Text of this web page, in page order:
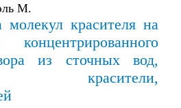
М.
молекул красителя на
концентрированного
из сточных вод,
красители,